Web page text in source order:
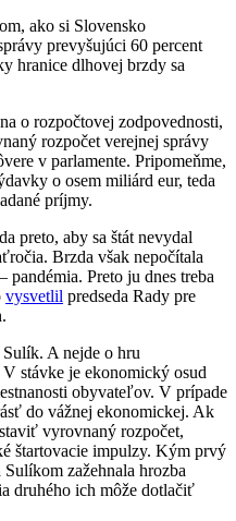
ako si Slovensko
prevyšujúci 60 percent
hranice dlhovej brzdy sa
o rozpočtovej zodpovednosti,
rozpočet verejnej správy
v parlamente. Pripomeňme,
o osem miliárd eur, teda
príjmy.
preto, aby sa štát nevydal
Brzda však nepočítala
Preto ju dnes treba
vysvetlil predseda Rady pre
A nejde o hru
stávke je ekonomický osud
obyvateľov. V prípade
do vážnej ekonomickej. Ak
vyrovnaný rozpočet,
štartovacie impulzy. Kým prvý
zažehnala hrozba
druhého ich môže dotlačiť